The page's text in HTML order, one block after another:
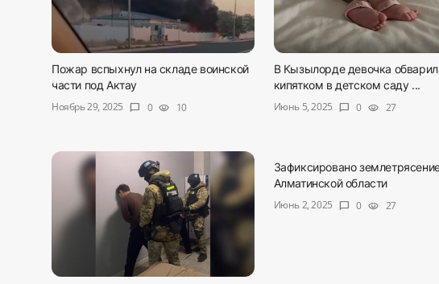
Пожар вспыхнул на складе воинской
части под Актау
Ноябрь 29, 2025
chat_bubble 0 visibility 10
В Кызылорде девочка
кипятком в детском саду ...
Июнь 5, 2025
chat_bubble 0 visibility 27
Зафиксировано
Алматинской области
Июнь 2, 2025
chat_bubble 0 visibility 27